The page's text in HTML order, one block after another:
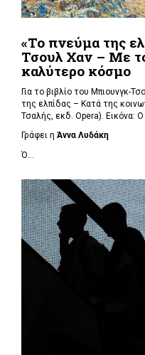
«Το πνεύμα της
Τσουλ Χαν – Με
καλύτερο κόσμο
Για το βιβλίο του Μπιουνγκ-
της ελπίδας – Κατά της
Τσαλής, εκδ. Opera). Εικόνα:
Γράφει η Άννα Λυδάκη
Ό...